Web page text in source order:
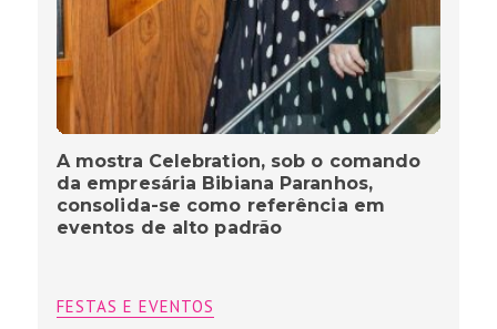
A mostra Celebration, sob o comando
da empresária Bibiana Paranhos,
consolida-se como referência em
eventos de alto padrão
FESTAS E EVENTOS